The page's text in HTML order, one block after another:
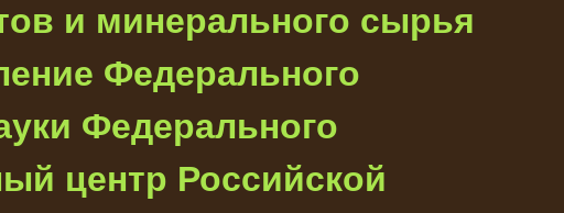
и минерального сырья
Федерального
Федерального
центр Российской